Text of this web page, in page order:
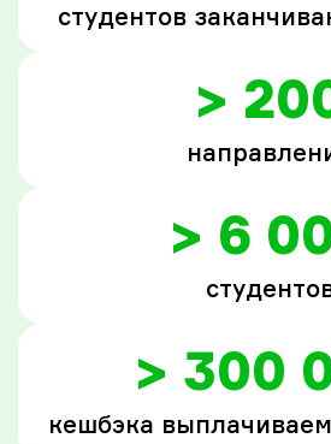
студентов
>
> 6
> 300
кешбэка